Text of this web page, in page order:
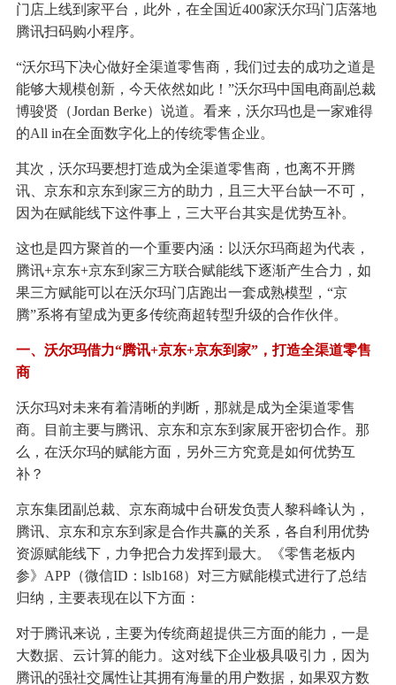
门店上线到家平台，此外，在全国近400家沃尔玛门店落地
腾讯扫码购小程序。
“沃尔玛下决心做好全渠道零售商，我们过去的成功之道是
能够大规模创新，今天依然如此！”沃尔玛中国电商副总裁
博骏贤（Jordan Berke）说道。看来，沃尔玛也是一家难得
的All in在全面数字化上的传统零售企业。
其次，沃尔玛要想打造成为全渠道零售商，也离不开腾
讯、京东和京东到家三方的助力，且三大平台缺一不可，
因为在赋能线下这件事上，三大平台其实是优势互补。
这也是四方聚首的一个重要内涵：以沃尔玛商超为代表，
腾讯+京东+京东到家三方联合赋能线下逐渐产生合力，如
果三方赋能可以在沃尔玛门店跑出一套成熟模型，“京
腾”系将有望成为更多传统商超转型升级的合作伙伴。
一、沃尔玛借力“腾讯+京东+京东到家”，打造全渠道零售
商
沃尔玛对未来有着清晰的判断，那就是成为全渠道零售
商。目前主要与腾讯、京东和京东到家展开密切合作。那
么，在沃尔玛的赋能方面，另外三方究竟是如何优势互
补？
京东集团副总裁、京东商城中台研发负责人黎科峰认为，
腾讯、京东和京东到家是合作共赢的关系，各自利用优势
资源赋能线下，力争把合力发挥到最大。《零售老板内
参》APP（微信ID：lslb168）对三方赋能模式进行了总结
归纳，主要表现在以下方面：
对于腾讯来说，主要为传统商超提供三方面的能力，一是
大数据、云计算的能力。这对线下企业极具吸引力，因为
腾讯的强社交属性让其拥有海量的用户数据，如果双方数